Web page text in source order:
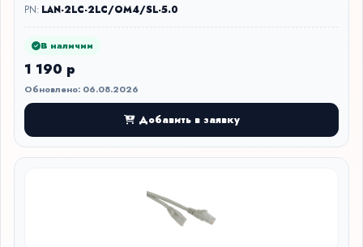
PN: LAN-2LC-2LC/OM4/SL-5.0
В наличии
1 190 р
Обновлено: 06.08.2026
Добавить в заявку